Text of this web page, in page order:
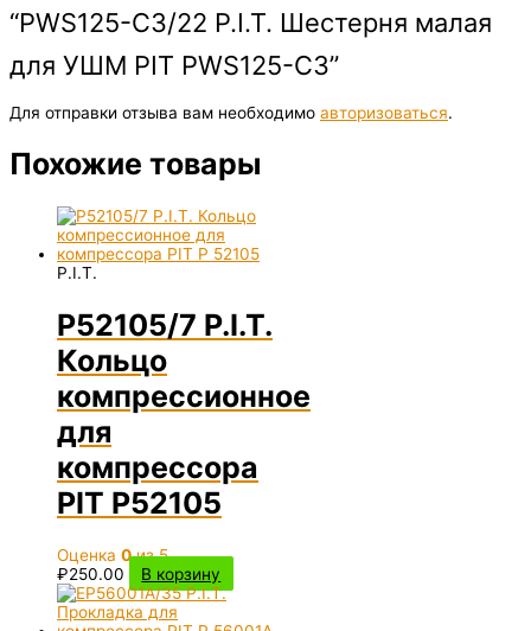
“PWS125-C3/22 P.I.T. Шестерня малая
для УШМ PIT PWS125-C3”
Для отправки отзыва вам необходимо авторизоваться.
Похожие товары
P.I.T.
P52105/7 P.I.T.
Кольцо
компрессионное
для
компрессора
PIT P52105
Оценка 0из 5
₽250.00 В корзину